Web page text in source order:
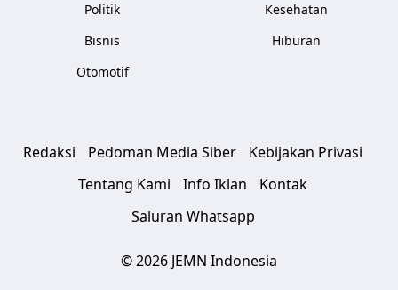
Politik
Bisnis
Otomotif
Kesehatan
Hiburan
Redaksi Pedoman Media Siber
Kebijakan Privasi
Tentang Kami
Info Iklan
Kontak
Saluran Whatsapp
© 2026 JEMN Indonesia